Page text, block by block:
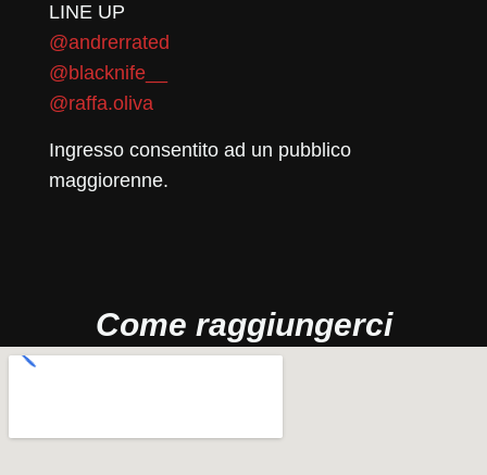
LINE UP
@andrerrated
@blacknife__
@raffa.oliva
Ingresso consentito ad un pubblico
maggiorenne.
Come raggiungerci